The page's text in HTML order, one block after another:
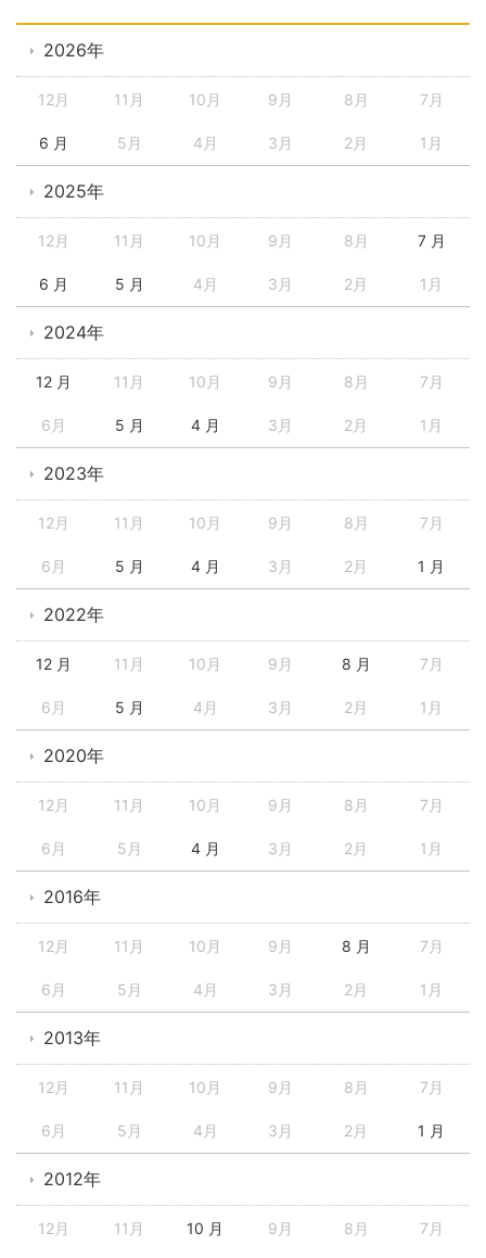
2026年
12月 11月 10月 9月 8月 7月
6 月 5月 4月 3月 2月 1月
2025年
12月 11月 10月 9月 8月 7 月
6 月 5 月 4月 3月 2月 1月
2024年
12 月 11月 10月 9月 8月 7月
6月 5 月 4 月 3月 2月 1月
2023年
12月 11月 10月 9月 8月 7月
6月 5 月 4 月 3月 2月 1 月
2022年
12 月 11月 10月 9月 8 月 7月
6月 5 月 4月 3月 2月 1月
2020年
12月 11月 10月 9月 8月 7月
6月 5月 4 月 3月 2月 1月
2016年
12月 11月 10月 9月 8 月 7月
6月 5月 4月 3月 2月 1月
2013年
12月 11月 10月 9月 8月 7月
6月 5月 4月 3月 2月 1 月
2012年
12月 11月 10 月 9月 8月 7月